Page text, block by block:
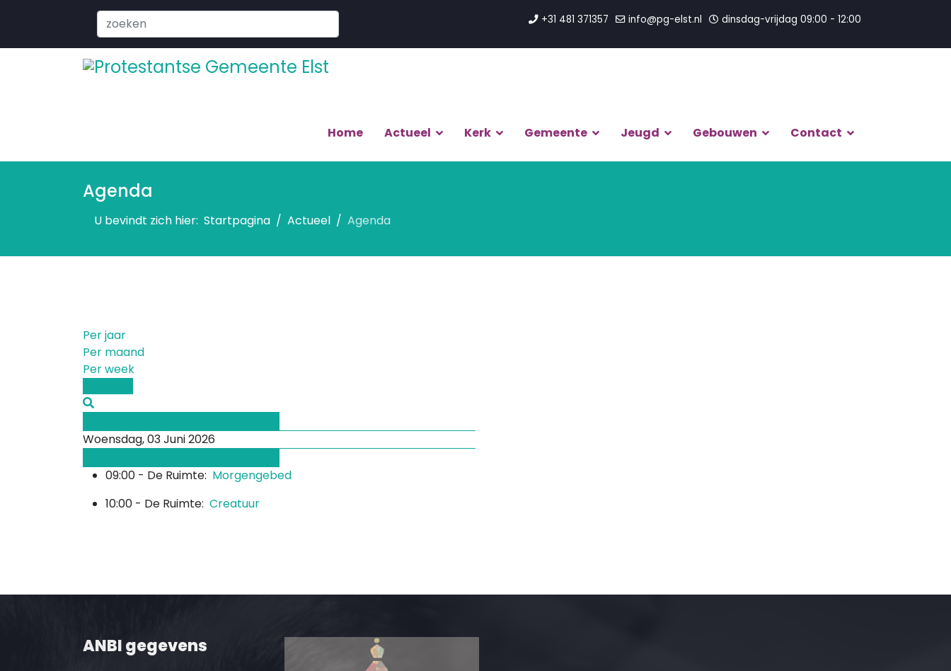
Search
...
+31 481 371357 info@pg-elst.nl dinsdag-vrijdag 09:00 - 12:00
Home Actueel Kerk Gemeente Jeugd Gebouwen Contact
Agenda
U bevindt zich hier: Startpagina Actueel Agenda
Per jaar
Per maand
Per week
Woensdag, 03 Juni 2026
09:00 - De Ruimte: Morgengebed
10:00 - De Ruimte: Creatuur
ANBI gegevens